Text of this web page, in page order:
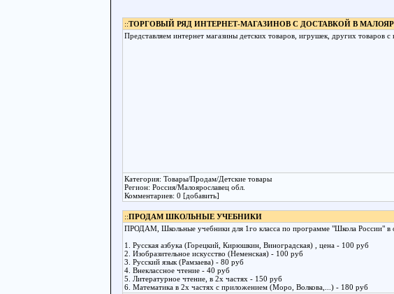
::ТОРГОВЫЙ РЯД ИНТЕРНЕТ-МАГАЗИНОВ С ДОСТАВКОЙ В
Представляем интернет магазины детских товаров, игрушек, других товаров
Категория: Товары/Продам/Детские товары
Регион: Россия/Малоярославец обл.
Комментариев: 0 [добавить]
::ПРОДАМ ШКОЛЬНЫЕ УЧЕБНИКИ
ПРОДАМ, Школьные учебники для 1го класса по программе "Школа России" в
1. Русская азбука (Горецкий, Кирюшкин, Виноградская) , цена - 100 руб
2. Изобразительное искусство (Неменская) - 100 руб
3. Русский язык (Рамзаева) - 80 руб
4. Внеклассное чтение - 40 руб
5. Литературное чтение, в 2х частях - 150 руб
6. Математика в 2х частях с приложением (Моро, Волкова,...) - 180 руб